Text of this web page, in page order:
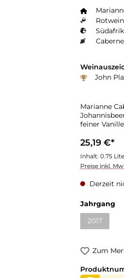
John
Marianne
feiner
25,19 €*
Inhalt: 0.75
Preise inkl.
Derzeit
Jahrgang
2017(Diese
Zum